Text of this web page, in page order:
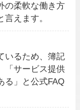
の柔軟な働き方
えます。
いるため、簿記
「サービス提供
る」と公式FAQ